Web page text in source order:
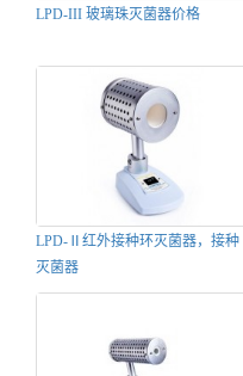
LPD-III 玻璃珠灭菌器价格
LPD-Ⅱ红外接种环灭菌器，接种
灭菌器